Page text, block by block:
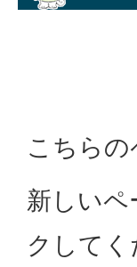
こちら
新しいペ
クしてく